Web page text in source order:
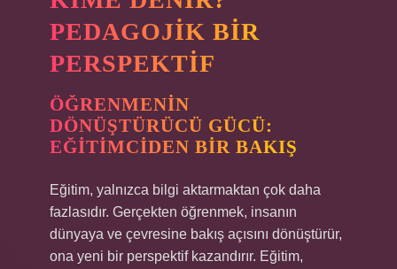
PEDAGOJIK BIR
PERSPEKTIF
ÖĞRENMENIN
DÖNÜŞTÜRÜCÜ GÜCÜ:
EĞITIMCIDEN BIR BAKIŞ
Eğitim, yalnızca bilgi aktarmaktan çok daha
fazlasıdır. Gerçekten öğrenmek, insanın
dünyaya ve çevresine bakış açısını dönüştürür,
ona yeni bir perspektif kazandırır. Eğitim,